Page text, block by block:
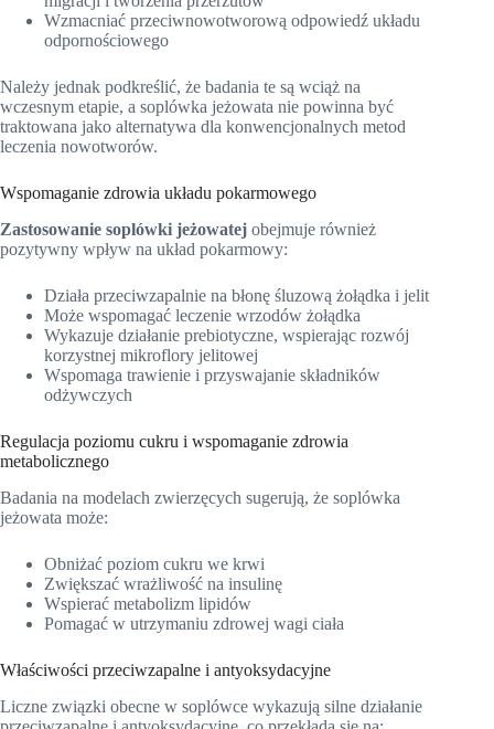
Wzmacniać przeciwnowotworową odpowiedź układu
odpornościowego
Należy jednak podkreślić, że badania te są wciąż na
wczesnym etapie, a soplówka jeżowata nie powinna być
traktowana jako alternatywa dla konwencjonalnych metod
leczenia nowotworów.
Wspomaganie zdrowia układu pokarmowego
Zastosowanie soplówki jeżowatej obejmuje również
pozytywny wpływ na układ pokarmowy:
Działa przeciwzapalnie na błonę śluzową żołądka i jelit
Może wspomagać leczenie wrzodów żołądka
Wykazuje działanie prebiotyczne, wspierając rozwój
korzystnej mikroflory jelitowej
Wspomaga trawienie i przyswajanie składników
odżywczych
Regulacja poziomu cukru i wspomaganie zdrowia
metabolicznego
Badania na modelach zwierzęcych sugerują, że soplówka
jeżowata może:
Obniżać poziom cukru we krwi
Zwiększać wrażliwość na insulinę
Wspierać metabolizm lipidów
Pomagać w utrzymaniu zdrowej wagi ciała
Właściwości przeciwzapalne i antyoksydacyjne
Liczne związki obecne w soplówce wykazują silne działanie